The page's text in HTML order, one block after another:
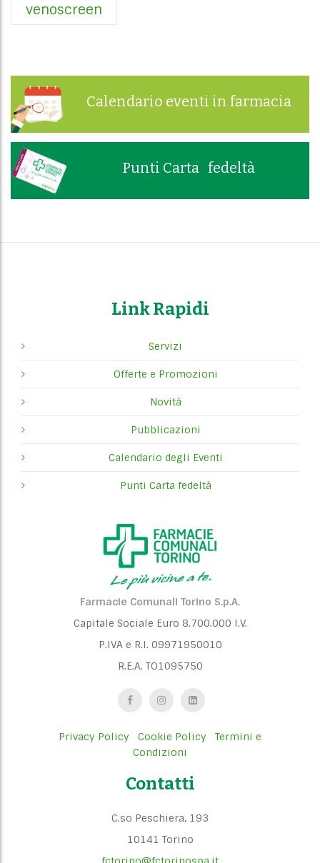
venoscreen
Calendario eventi in farmacia
Punti Carta fedeltà
Link Rapidi
Servizi
Offerte e Promozioni
Novità
Pubblicazioni
Calendario degli Eventi
Punti Carta fedeltà
Farmacie Comunali Torino S.p.A.
Capitale Sociale Euro 8.700.000 I.V.
P.IVA e R.I. 09971950010
R.E.A. TO1095750
Privacy Policy Cookie Policy
Termini e
Condizioni
Contatti
C.so Peschiera, 193
10141 Torino